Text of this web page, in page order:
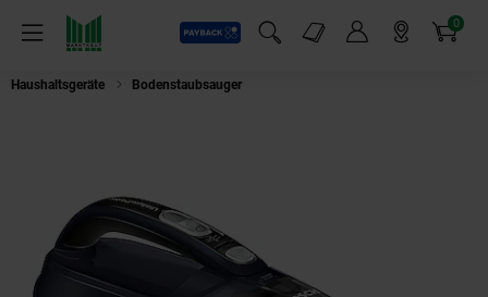
Menü
Payback
Suchfeld einblenden
Markt-Angebote 0
Artikel
Haushaltsgeräte Bodenstaubsauger